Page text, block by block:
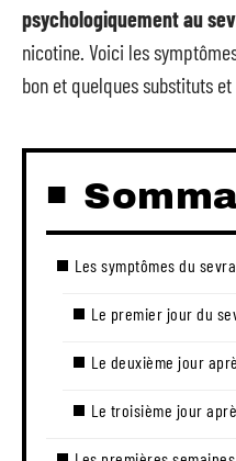
psychologiquement au
nicotine. Voici les
bon et quelques substituts
Les symptômes du
Le premier jour du
Le deuxième jour
Le troisième jour